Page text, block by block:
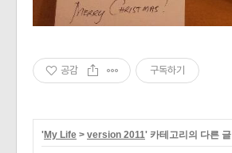
공감 구독하기
'My Life > version 2011' 카테고리의 다른 글
«